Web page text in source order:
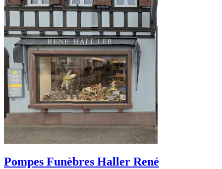
Pompes Funèbres Haller René